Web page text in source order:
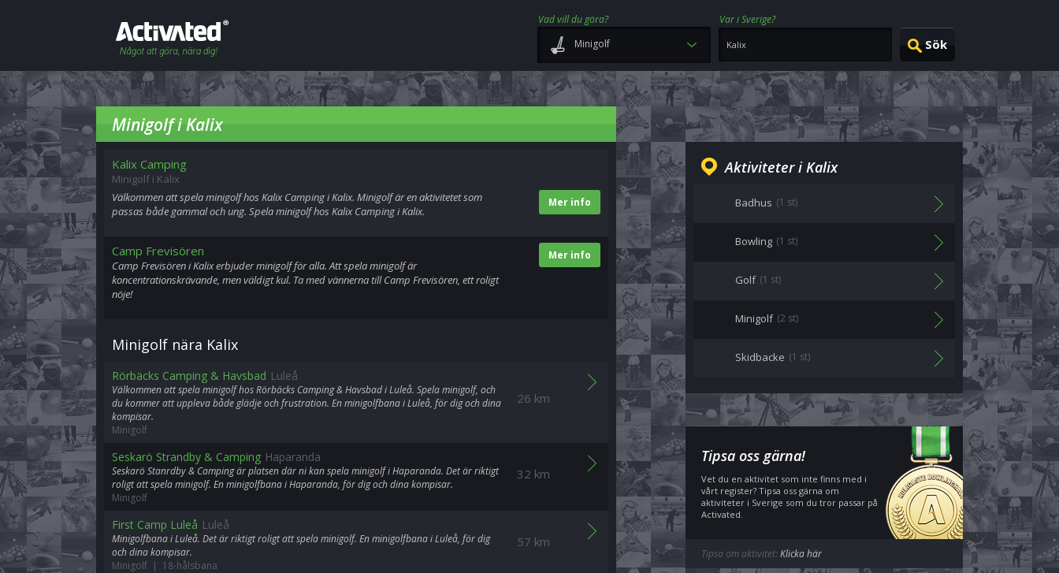
Vad vill du göra?
Var i Sverige?
Minigolf
Minigolf i Kalix
Kalix Camping
Minigolf i Kalix
Mer info
Välkommen att spela minigolf hos Kalix Camping i Kalix. Minigolf är en aktivitetet som
passas både gammal och ung. Spela minigolf hos Kalix Camping i Kalix.
Camp Frevisören Mer info
Camp Frevisören i Kalix erbjuder minigolf för alla. Att spela minigolf är
koncentrationskrävande, men väldigt kul. Ta med vännerna till Camp Frevisören, ett roligt
nöje!
Minigolf nära Kalix
26 km
Rörbäcks Camping & Havsbad Luleå
Välkommen att spela minigolf hos Rörbäcks Camping & Havsbad i Luleå. Spela minigolf, och
du kommer att uppleva både glädje och frustration. En minigolfbana i Luleå, för dig och dina
kompisar.
Minigolf
32 km
Seskarö Strandby & Camping Haparanda
Seskarö Stanrdby & Camping är platsen där ni kan spela minigolf i Haparanda. Det är riktigt
roligt att spela minigolf. En minigolfbana i Haparanda, för dig och dina kompisar.
Minigolf
57 km
First Camp Luleå Luleå
Minigolfbana i Luleå. Det är riktigt roligt att spela minigolf. En minigolfbana i Luleå, för dig
och dina kompisar.
Minigolf | 18-hålsbana
Aktiviteter i Kalix
Badhus (1 st)
Bowling (1 st)
Golf (1 st)
Minigolf (2 st)
Skidbacke (1 st)
Tipsa oss gärna!
Vet du en aktivitet som inte finns med i
vårt register? Tipsa oss gärna om
aktiviteter i Sverige som du tror passar på
Activated.
Tipsa om aktivitet:Klicka här